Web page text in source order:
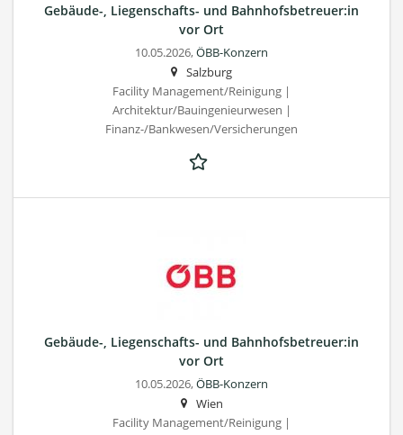
Gebäude-, Liegenschafts- und Bahnhofsbetreuer:in
vor Ort
10.05.2026,ÖBB-Konzern
Salzburg
Facility Management/Reinigung |
Architektur/Bauingenieurwesen |
Finanz-/Bankwesen/Versicherungen
Gebäude-, Liegenschafts- und Bahnhofsbetreuer:in
vor Ort
10.05.2026,ÖBB-Konzern
Wien
Facility Management/Reinigung |